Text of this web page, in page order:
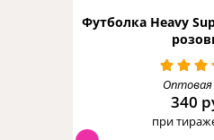
Футболка Heavy
Оптовая
340
при